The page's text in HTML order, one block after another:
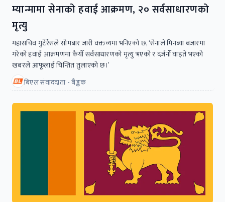
म्यान्मामा सेनाको हवाई आक्रमण, २० सर्वसाधारणको
मृत्यु
महासचिव गुटेर्रेसले सोमबार जारी वक्तव्यमा भनिएको छ, ‘सेनाले मिनब्या बजारमा
गरेको हवाई आक्रमणमा कैयौँ सर्वसाधारणको मृत्यु भएको र दर्जनौँ घाइते भएको
खबरले आफूलाई चिन्तित तुलाएको छ।’
बिएल संवाददाता - बैङ्कक